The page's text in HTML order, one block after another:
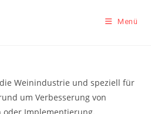
Menü
Weinindustrie und speziell für
um Verbesserung von